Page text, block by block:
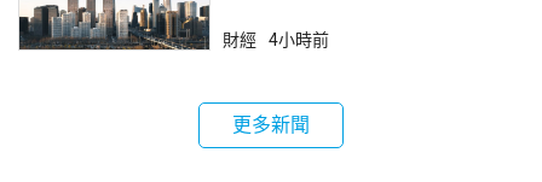
財經 4小時前
更多新聞